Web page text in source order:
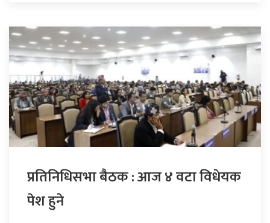
प्रतिनिधिसभा बैठक : आज ४ वटा विधेयक
पेश हुने